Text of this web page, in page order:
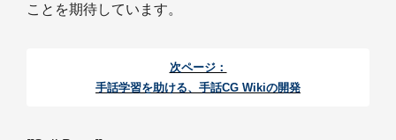
ことを期待しています。
次ページ：
手話学習を助ける、手話CG Wikiの開発